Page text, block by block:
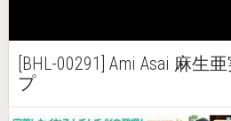
[BHL-00291] Ami Asai 麻生
プ